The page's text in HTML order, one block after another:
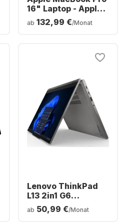
16" Laptop - Apple
M5 Pro - 24 GB - 1
TB SSD - Apple 20-
ab 132,99 €/Monat
Lenovo ThinkPad
L13 2in1 G6
Notebook - AMD
Ryzen™ 5 PRO 215 -
ab 50,99 €/Monat